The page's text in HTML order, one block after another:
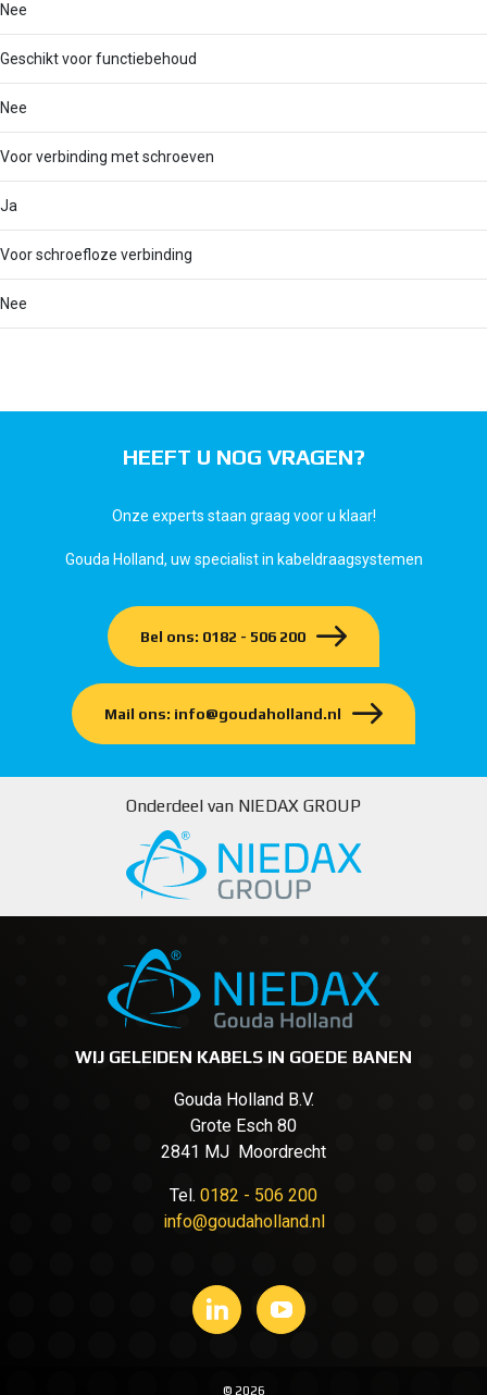
Nee
Geschikt voor functiebehoud
Nee
Voor verbinding met schroeven
Ja
Voor schroefloze verbinding
Nee
HEEFT U NOG VRAGEN?
Onze experts staan graag voor u klaar!
Gouda Holland, uw specialist in kabeldraagsystemen
Bel ons: 0182 - 506 200
Mail ons: info@goudaholland.nl
Onderdeel van NIEDAX GROUP
WIJ GELEIDEN KABELS IN GOEDE BANEN
Gouda Holland B.V.
Grote Esch 80
2841 MJ Moordrecht
Tel. 0182 - 506 200
info@goudaholland.nl
© 2026